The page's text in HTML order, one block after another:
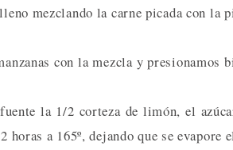
mezclando la carne picada con
con la mezcla y presionamos
la 1/2 corteza de limón, el
horas a 165º, dejando que se